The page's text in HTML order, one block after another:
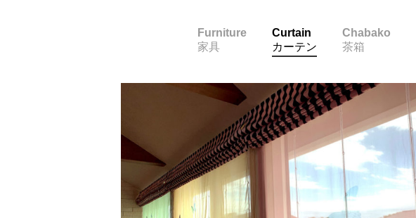
Furniture
家具
Curtain
カーテン
Chabako
茶箱